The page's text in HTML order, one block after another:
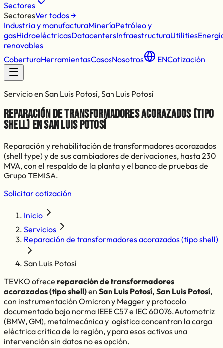
Sectores
SectoresVer todos →
Industria y manufacturaMineríaPetróleo y
gasHidroeléctricasDatacentersInfraestructuraUtilities
renovables
CoberturaHerramientasCasosNosotros ENCotización
Servicio en San Luis Potosí, San Luis Potosí
Reparación de transformadores acorazados (tipo
shell) en San Luis Potosí
Reparación y rehabilitación de transformadores acorazados
(shell type) y de sus cambiadores de derivaciones, hasta 230
MVA, con el respaldo de la planta y el banco de pruebas de
Grupo TEMISA.
Solicitar cotización
Inicio
Servicios
Reparación de transformadores acorazados (tipo shell)
San Luis Potosí
TEVKO ofrece reparación de transformadores
acorazados (tipo shell)en San Luis Potosí, San Luis Potosí,
con instrumentación Omicron y Megger y protocolo
documentado bajo norma IEEE C57 e IEC 60076.Automotriz
(BMW, GM), metalmecánica y logísticaconcentran la carga
eléctrica crítica de la región, y para esos activos una
intervención sin datos no es opción.